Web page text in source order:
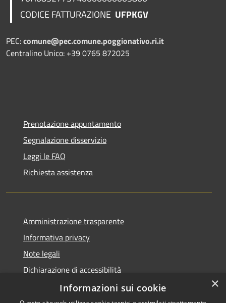
CODICE FATTURAZIONE UFPKGV
PEC:comune@pec.comune.poggionativo.ri.it
Centralino Unico: +39 0765 872025
Prenotazione appuntamento
Segnalazione disservizio
Leggi le FAQ
Richiesta assistenza
Amministrazione trasparente
Informativa privacy
Note legali
Dichiarazione di accessibilità
IBAN e pagamenti informatici
×
Informazioni sui cookie